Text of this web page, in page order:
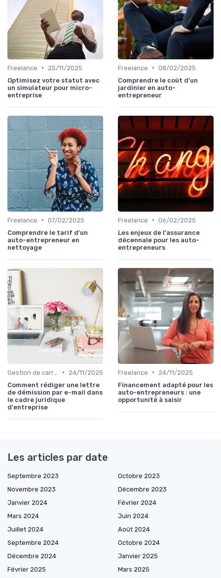
Freelance •
25/11/2025
Optimisez votre statut avec
un simulateur pour micro-
entreprise
Freelance • 08/02/2025
Comprendre le coût d'un
jardinier en auto-
entrepreneur
Freelance • 07/02/2025
Comprendre le tarif d'un
auto-entrepreneur en
nettoyage
Freelance • 06/02/2025
Les enjeux de l'assurance
décennale pour les auto-
entrepreneurs
•
24/11/2025
Comment rédiger une lettre
de démission par e-mail dans
le cadre juridique
d'entreprise
Freelance •
24/11/2025
Financement adapté pour les
auto-entrepreneurs : une
opportunité à saisir
Les articles par date
Septembre 2023
Octobre 2023
Novembre 2023
Décembre 2023
Janvier 2024
Février 2024
Mars 2024
Juin 2024
Juillet 2024
Août 2024
Septembre 2024
Octobre 2024
Décembre 2024
Janvier 2025
Février 2025
Mars 2025